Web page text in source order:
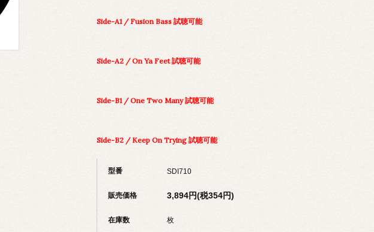
Side-A1 / Fusion Bass 試聴可能
Side-A2 / On Ya Feet 試聴可能
Side-B1 / One Two Many 試聴可能
Side-B2 / Keep On Trying 試聴可能
型番 SDI710
販売価格 3,894円(税354円)
在庫数 枚